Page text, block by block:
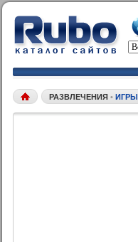
РАЗВЛЕЧЕНИЯ • ИГРЫ